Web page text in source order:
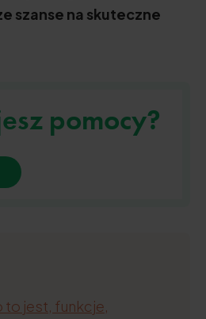
szanse na skuteczne
pomocy?
to jest, funkcje,